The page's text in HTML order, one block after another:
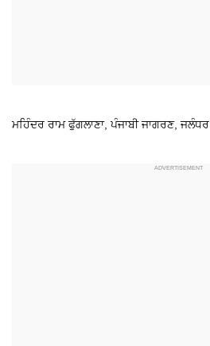
ਮਹਿੰਦਰ ਰਾਮ ਫੁੱਗਲਾਣਾ, ਪੰਜਾਬੀ ਜਾਗਰਣ, ਜਲੰਧਰ